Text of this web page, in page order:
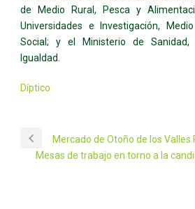
de Medio Rural, Pesca y
Universidades e Investigación,
Social; y el Ministerio de Sanidad,
Igualdad.
Díptico
Mercado de Otoño de los Valles
Mesas de trabajo en torno a la